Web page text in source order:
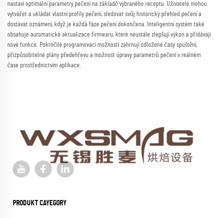
nastaví optimální parametry pečení na základě vybraného receptu. Uživatelé mohou
vytvářet a ukládat vlastní profily pečení, sledovat svůj historický přehled pečení a
dostávat oznámení, když je každá fáze pečení dokončena. Inteligentní systém také
obsahuje automatické aktualizace firmwaru, které neustále zlepšují výkon a přidávají
nové funkce. Pokročilé programovací možnosti zahrnují odložené časy spuštění,
přizpůsobitelné plány předehřevu a možnost úpravy parametrů pečení v reálném
čase prostřednictvím aplikace.
PRODUKT CAYEGORY